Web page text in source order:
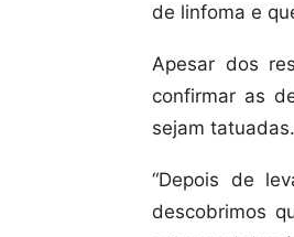
de linfoma e
Apesar dos
confirmar as
sejam tatuadas.
“Depois de
descobrimos